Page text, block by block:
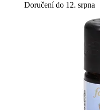
Doručení do 12. srpna